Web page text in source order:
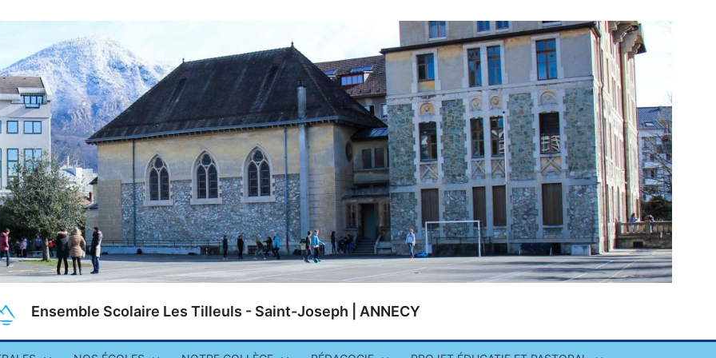
Ensemble Scolaire Les Tilleuls - Saint-Joseph | ANNECY